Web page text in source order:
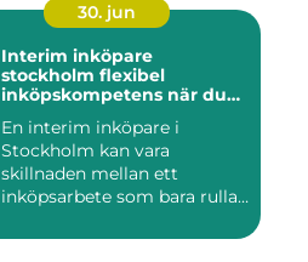
30. jun
Interim inköpare
stockholm flexibel
inköpskompetens när du
En interim inköpare i
Stockholm kan vara
skillnaden mellan ett
inköpsarbete som bara rullar